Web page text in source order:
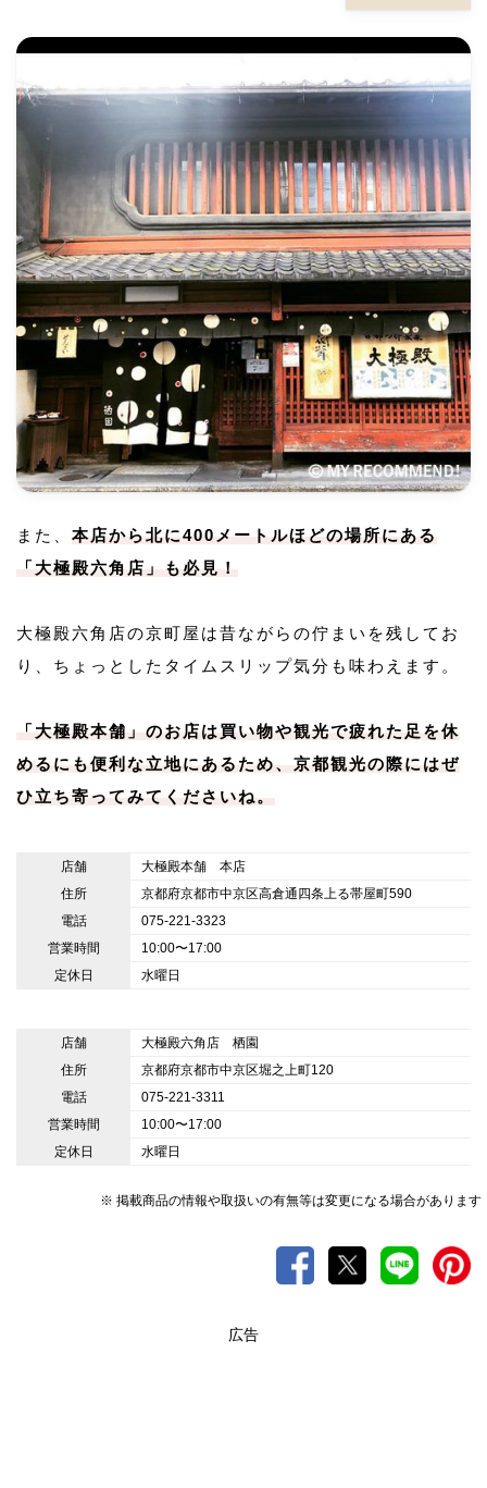
また、 本店から北に400メートルほどの場所にある
「大極殿六角店」も必見！
大極殿六角店の京町屋は昔ながらの佇まいを残してお
り、ちょっとしたタイムスリップ気分も味わえます。
「大極殿本舗」のお店は買い物や観光で疲れた足を休
めるにも便利な立地にあるため、京都観光の際にはぜ
ひ立ち寄ってみてくださいね。
店舗
大極殿本舗 本店
住所
京都府京都市中京区高倉通四条上る帯屋町590
電話
075-221-3323
営業時間
10:00〜17:00
定休日
水曜日
店舗
大極殿六角店 栖園
住所
京都府京都市中京区堀之上町120
電話
075-221-3311
営業時間
10:00〜17:00
定休日
水曜日
※ 掲載商品の情報や取扱いの有無等は変更になる場合があります
広告